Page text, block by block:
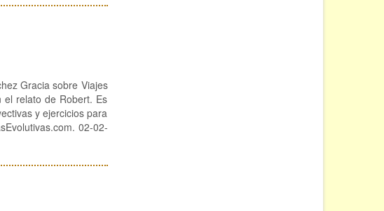
Gracia sobre Viajes
el relato de Robert. Es
y ejercicios para
02-02-